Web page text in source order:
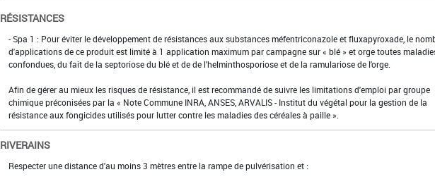
RÉSISTANCES
- Spa 1 : Pour éviter le développement de résistances aux substances méfentriconazole et fluxapyroxade, le
d'applications de ce produit est limité à 1 application maximum par campagne sur « blé » et orge toutes
confondues, du fait de la septoriose du blé et de de l'helminthosporiose et de la ramulariose de l'orge.
Afin de gérer au mieux les risques de résistance, il est recommandé de suivre les limitations d'emploi par groupe
chimique préconisées par la « Note Commune INRA, ANSES, ARVALIS - Institut du végétal pour la gestion de la
résistance aux fongicides utilisés pour lutter contre les maladies des céréales à paille ».
RIVERAINS
Respecter une distance d'au moins 3 mètres entre la rampe de pulvérisation et :